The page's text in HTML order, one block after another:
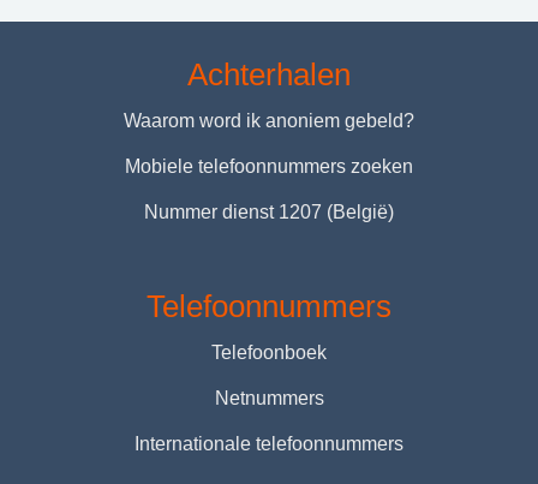
Achterhalen
Waarom word ik anoniem gebeld?
Mobiele telefoonnummers zoeken
Nummer dienst 1207 (België)
Telefoonnummers
Telefoonboek
Netnummers
Internationale telefoonnummers